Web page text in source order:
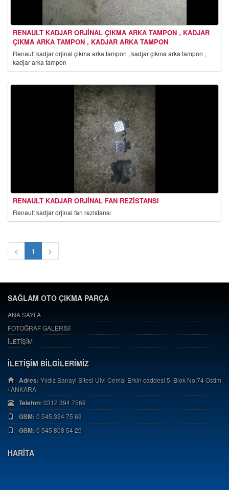
RENAULT KADJAR ORJINAL ÇIKMA ARKA TAMPON , KADJAR
ÇIKMA ARKA TAMPON , KADJAR ARKA TAMPON
renault kadjar orjinal çıkma arka tampon , kadjar çıkma arka tampon ,
kadjar arka tampon
RENAULT KADJAR ORJINAL FAN REZISTANSI
renault kadjar orjinal fan rezistansı
< 1 >
SAĞLAM OTO ÇIKMA PARÇA
ANA SAYFA
FOTOĞRAF GALERİSİ
İLETİŞİM
İLETİŞİM BİLGİLERİMİZ
Adres:Yıldız Sanayi Sitesi Ulvi Cemal Erkin caddesi 5. Blok No:74 Ostim
/ ANKARA
Telefon:0312 394 7569
GSM:0 545 394 75 69
GSM:0 545 808 54 29
HARİTA